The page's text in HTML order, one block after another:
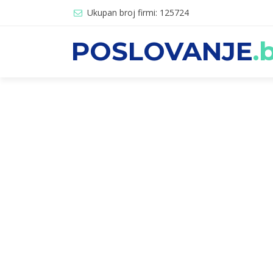
Ukupan broj firmi: 125724
POSLOVANJE